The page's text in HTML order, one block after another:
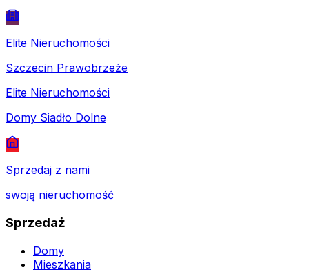
Elite Nieruchomości
Szczecin Prawobrzeże
Elite Nieruchomości
Domy Siadło Dolne
Sprzedaj z nami
swoją nieruchomość
Sprzedaż
Domy
Mieszkania